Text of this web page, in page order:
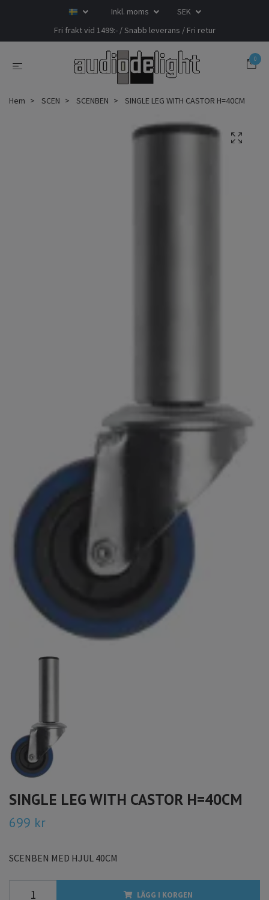
Inkl. moms
SEK
Fri frakt vid 1499:- / Snabb leverans / Fri retur
0
Hem SCEN SCENBEN SINGLE LEG WITH CASTOR H=40CM
SINGLE LEG WITH CASTOR H=40CM
699 kr
SCENBEN MED HJUL 40CM
LÄGG I KORGEN